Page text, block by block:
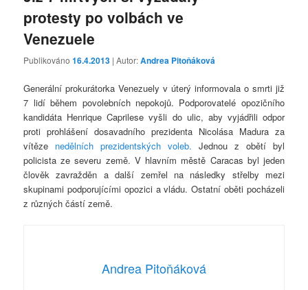
protesty po volbách ve
Venezuele
Publikováno16.4.2013 | Autor:Andrea Pitoňáková
Generální prokurátorka Venezuely v úterý informovala o smrti již
7 lidí během povolebních nepokojů. Podporovatelé opozičního
kandidáta Henrique Caprilese vyšli do ulic, aby vyjádřili odpor
proti prohlášení dosavadního prezidenta Nicolása Madura za
vítěze nedělních prezidentských voleb.Jednou z obětí byl
policista ze severu země. V hlavním městě Caracas byl jeden
člověk zavražděn a další zemřel na následky střelby mezi
skupinami podporujícími opozici a vládu. Ostatní oběti pocházeli
z různých částí země.
Andrea Pitoňáková